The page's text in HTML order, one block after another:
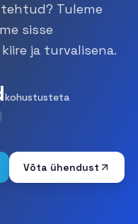
Tuleme
sisse
ja turvalisena.
kohustusteta
Võta ühendust